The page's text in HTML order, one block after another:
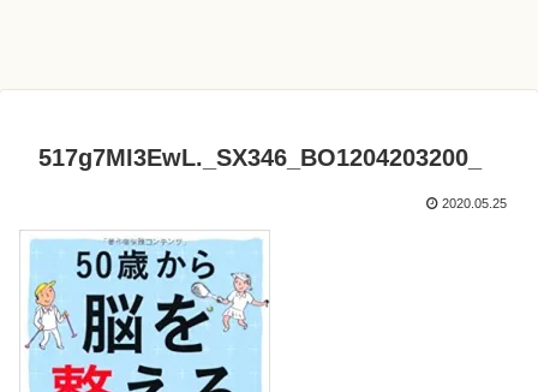
517g7MI3EwL._SX346_BO1204203200_
2020.05.25